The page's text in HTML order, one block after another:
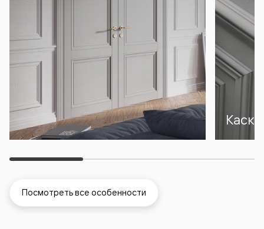
Посмотреть все особенности